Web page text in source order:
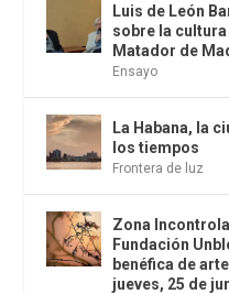
Luis de León
sobre la
Matador de
Ensayo
La Habana, la
los tiempos
Frontera de luz
Zona
Fundación
benéfica de
jueves, 25 de